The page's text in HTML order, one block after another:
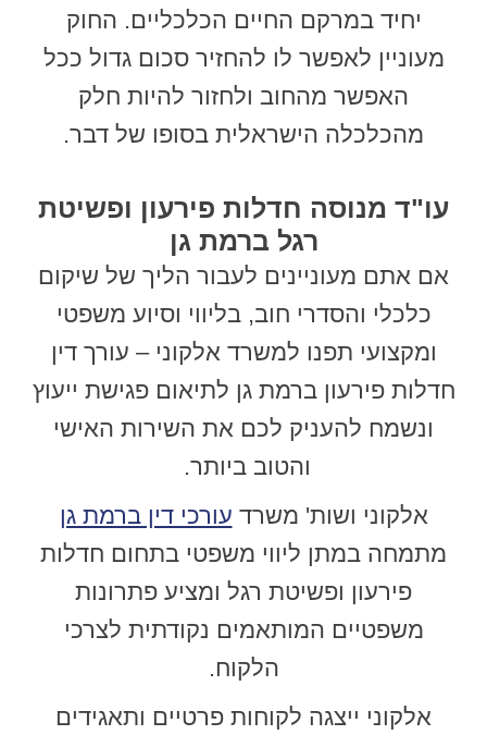
יחיד במרקם החיים הכלכליים. החוק
מעוניין לאפשר לו להחזיר סכום גדול ככל
האפשר מהחוב ולחזור להיות חלק
מהכלכלה הישראלית בסופו של דבר.
עו"ד מנוסה חדלות פירעון ופשיטת
רגל ברמת גן
אם אתם מעוניינים לעבור הליך של שיקום
כלכלי והסדרי חוב, בליווי וסיוע משפטי
ומקצועי תפנו למשרד אלקוני – עורך דין
חדלות פירעון ברמת גן לתיאום פגישת ייעוץ
ונשמח להעניק לכם את השירות האישי
והטוב ביותר.
אלקוני ושות' משרד עורכי דין ברמת גן
מתמחה במתן ליווי משפטי בתחום חדלות
פירעון ופשיטת רגל ומציע פתרונות
משפטיים המותאמים נקודתית לצרכי
הלקוח.
אלקוני ייצגה לקוחות פרטיים ותאגידים